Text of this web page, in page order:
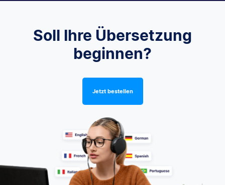
Soll Ihre Übersetzung
beginnen?
Jetzt bestellen